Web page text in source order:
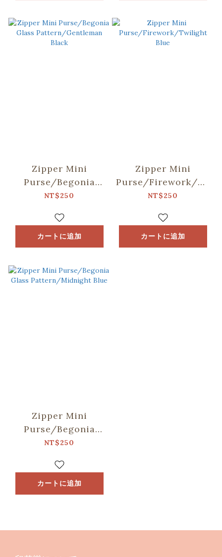
Zipper Mini
Purse/Begonia
Glass
Black
NT$250
カートに追加
Zipper Mini
Purse/Firework/
Blue
NT$250
カートに追加
Zipper Mini
Purse/Begonia
Glass
Blue
NT$250
カートに追加